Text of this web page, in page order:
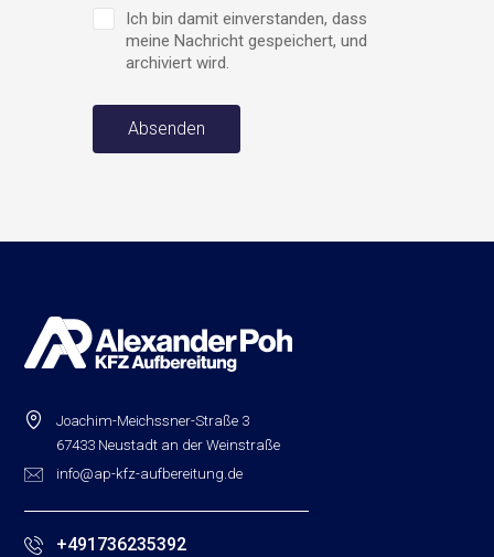
Ich bin damit einverstanden, dass
meine Nachricht gespeichert, und
archiviert wird.
Absenden
Joachim-Meichssner-Straße 3
67433 Neustadt an der Weinstraße
info@ap-kfz-aufbereitung.de
+491736235392